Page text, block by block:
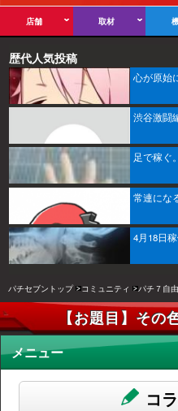
店舗 取材
歴代人気投稿
心が原始
渋谷激闘
足で稼ぐ。
常連にな
4月18日
パチセブントップ コミュニティ パチ７自
【お題目】その
メニュー
コ